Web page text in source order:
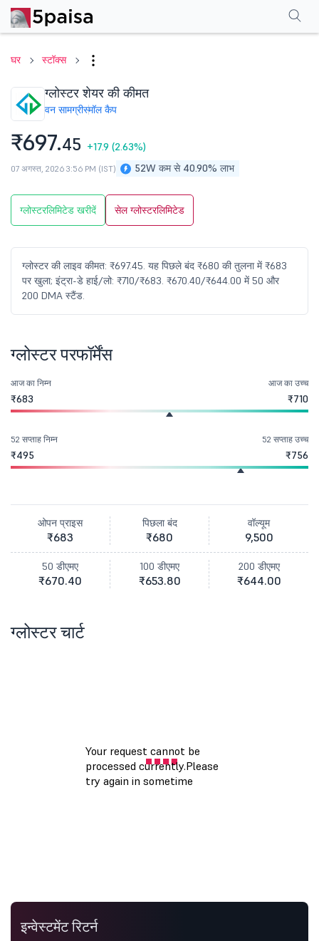
घर स्टॉक्स
ग्लोस्टर शेयर की कीमत
वन सामग्रीस्मॉल कैप
₹697.45 +17.9 (2.63%)
52W कम से 40.90% लाभ
07 अगस्त, 2026 3:56 PM (IST)
ग्लोस्टरलिमिटेड खरीदें सेल ग्लोस्टरलिमिटेड
ग्लोस्टर की लाइव कीमत: ₹697.45. यह पिछले बंद ₹680 की तुलना में ₹683
पर खुला; इंट्रा-डे हाई/लो: ₹710/₹683. ₹670.40/₹644.00 में 50 और
200 DMA स्टैंड.
परफॉर्मेंसफाइनेंशियल्स सामान्य प्रश्न
ग्लोस्टर परफॉर्मेंस
आज का निम्न
₹683
आज का उच्च
₹710
52 सप्ताह निम्न
₹495
52 सप्ताह उच्च
₹756
ओपन प्राइस
₹683
पिछला बंद
₹680
वॉल्यूम
9,500
50 डीएमए
₹670.40
100 डीएमए
₹653.80
200 डीएमए
₹644.00
ग्लोस्टर चार्ट
इन्वेस्टमेंट रिटर्न